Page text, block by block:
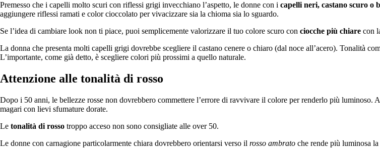
Premesso che i capelli molto scuri con riflessi grigi invecchiano l’aspetto, le donne con i capelli neri, castano scuro o
aggiungere riflessi ramati e color cioccolato per vivacizzare sia la chioma sia lo sguardo.
Se l’idea di cambiare look non ti piace, puoi semplicemente valorizzare il tuo colore scuro con ciocche più chiare con
La donna che presenta molti capelli grigi dovrebbe scegliere il castano cenere o chiaro (dal noce all’acero). Tonalità
L’importante, come già detto, è scegliere colori più prossimi a quello naturale.
Attenzione alle tonalità di rosso
Dopo i 50 anni, le bellezze rosse non dovrebbero commettere l’errore di ravvivare il colore per renderlo più
magari con lievi sfumature dorate.
Le tonalità di rosso troppo acceso non sono consigliate alle over 50.
Le donne con carnagione particolarmente chiara dovrebbero orientarsi verso il rosso ambrato che rende più luminosa